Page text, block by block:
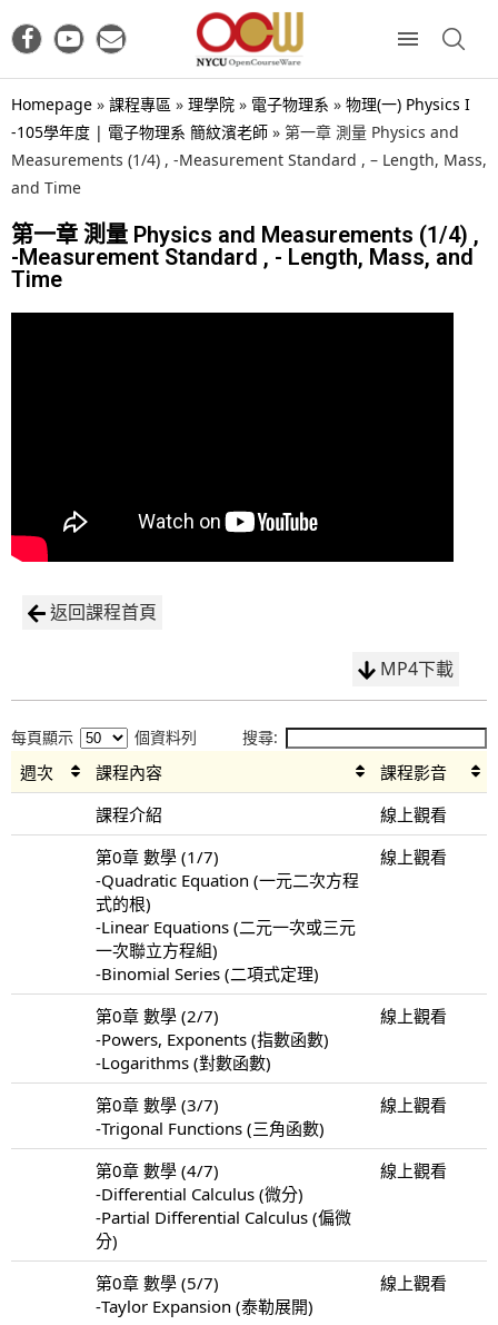
Homepage » 課程專區 » 理學院 » 電子物理系 » 物理(一) Physics I
-105學年度 | 電子物理系 簡紋濱老師 » 第一章 測量 Physics and
Measurements (1/4) , -Measurement Standard , – Length, Mass,
and Time
第一章 測量 Physics and Measurements (1/4) ,
-Measurement Standard , - Length, Mass, and
Time
返回課程首頁
MP4下載
每頁顯示 個資料列 搜尋:
週次 課程內容
課程影音
課程介紹
線上觀看
第0章 數學 (1/7)
-Quadratic Equation (一元二次方程
式的根)
-Linear Equations (二元一次或三元
一次聯立方程組)
-Binomial Series (二項式定理)
線上觀看
第0章 數學 (2/7)
-Powers, Exponents (指數函數)
-Logarithms (對數函數)
線上觀看
第0章 數學 (3/7)
-Trigonal Functions (三角函數)
線上觀看
第0章 數學 (4/7)
-Differential Calculus (微分)
-Partial Differential Calculus (偏微
分)
線上觀看
第0章 數學 (5/7)
-Taylor Expansion (泰勒展開)
線上觀看